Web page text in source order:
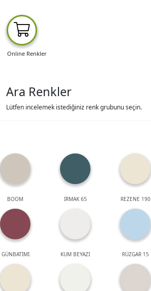
Online Renkler
Ara Renkler
Lütfen incelemek istediğiniz renk grubunu seçin.
BOOM IRMAK 65 REZENE 190
GÜNBATIMI KUM BEYAZI RÜZGAR 15